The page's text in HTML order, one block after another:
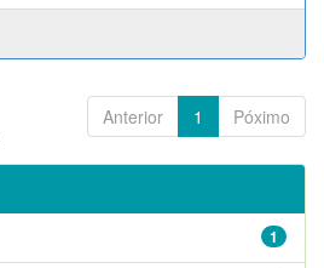
Anterior 1 Póximo
1